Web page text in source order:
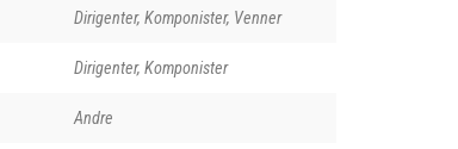
Dirigenter, Komponister, Venner
Dirigenter, Komponister
Andre